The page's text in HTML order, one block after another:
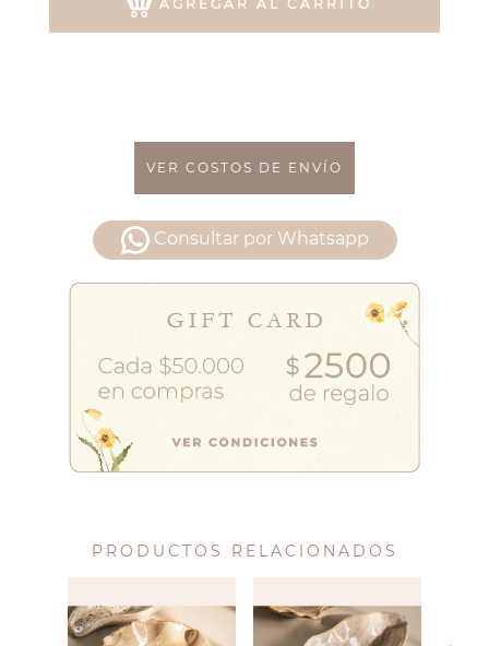
AGREGAR AL CARRITO
VER COSTOS DE ENVÍO
Consultar por Whatsapp
PRODUCTOS RELACIONADOS